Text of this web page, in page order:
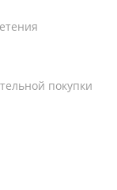
покупки